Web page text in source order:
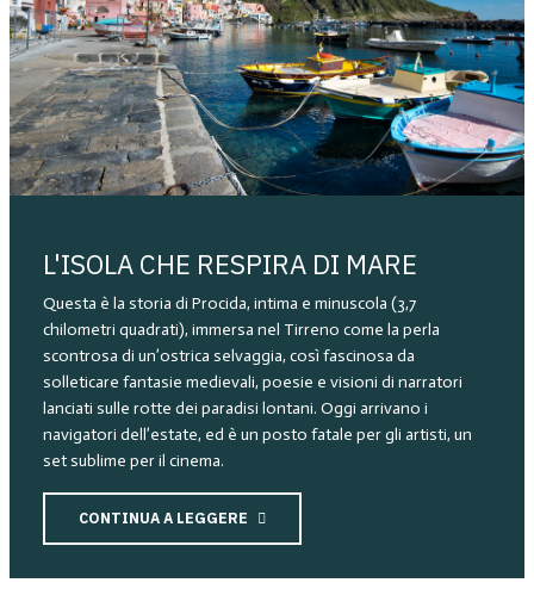
L'ISOLA CHE RESPIRA DI MARE
Questa è la storia di Procida, intima e minuscola (3,7
chilometri quadrati), immersa nel Tirreno come la perla
scontrosa di un’ostrica selvaggia, così fascinosa da
solleticare fantasie medievali, poesie e visioni di narratori
lanciati sulle rotte dei paradisi lontani. Oggi arrivano i
navigatori dell’estate, ed è un posto fatale per gli artisti, un
set sublime per il cinema.
CONTINUA A LEGGERE